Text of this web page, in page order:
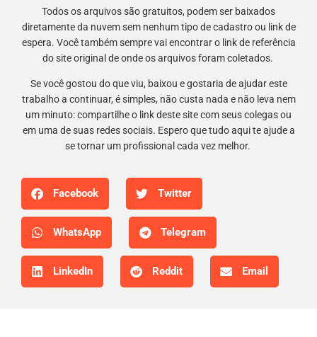
Todos os arquivos são gratuitos, podem ser baixados
diretamente da nuvem sem nenhum tipo de cadastro ou link de
espera. Você também sempre vai encontrar o link de referência
do site original de onde os arquivos foram coletados.
Se você gostou do que viu, baixou e gostaria de ajudar este
trabalho a continuar, é simples, não custa nada e não leva nem
um minuto: compartilhe o link deste site com seus colegas ou
em uma de suas redes sociais. Espero que tudo aqui te ajude a
se tornar um profissional cada vez melhor.
Facebook Twitter
WhatsApp Telegram
LinkedIn Reddit Email